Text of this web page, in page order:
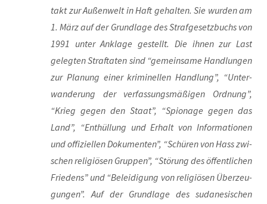
takt zur Außen­welt in Haft gehal­ten. Sie wur­den am
1. März auf der Grund­la­ge des Straf­ge­setz­buchs von
1991 unter Ankla­ge gestellt. Die ihnen zur Last
geleg­ten Straf­ta­ten sind “gemein­sa­me Hand­lun­gen
zur Pla­nung einer kri­mi­nel­len Hand­lung”, “Unter­
wan­de­rung der ver­fas­sungs­mä­ßi­gen Ord­nung”,
“Krieg gegen den Staat”, “Spio­na­ge gegen das
Land”, “Ent­hül­lung und Erhalt von Infor­ma­tio­nen
und offi­zi­el­len Doku­men­ten”, “Schü­ren von Hass zwi­
schen reli­giö­sen Grup­pen”, “Stö­rung des öffent­li­chen
Frie­dens” und “Belei­di­gung von reli­giö­sen Über­zeu­
gun­gen”. Auf der Grund­la­ge des suda­ne­si­schen